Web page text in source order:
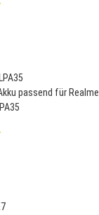
passend für Realme